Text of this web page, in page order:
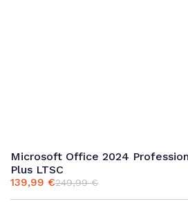
Microsoft Office 2024
Plus LTSC
249,99€
Ursprünglicher
Preis
139,99 €
Aktueller
Preis